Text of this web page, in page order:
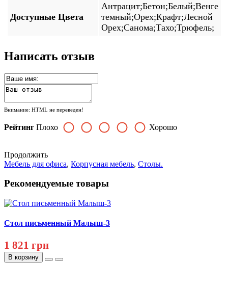
Доступные Цвета
Антрацит;Бетон;Белый;Венге
темный;Орех;Крафт;Лесной
Орех;Санома;Тахо;Трюфель;
Написать отзыв
Внимание: HTML не переведен!
Рейтинг Плохо Хорошо
Продолжить
Мебель для офиса, Корпусная мебель, Столы.
Рекомендуемые товары
Стол письменный Малыш-3
1 821 грн
В корзину